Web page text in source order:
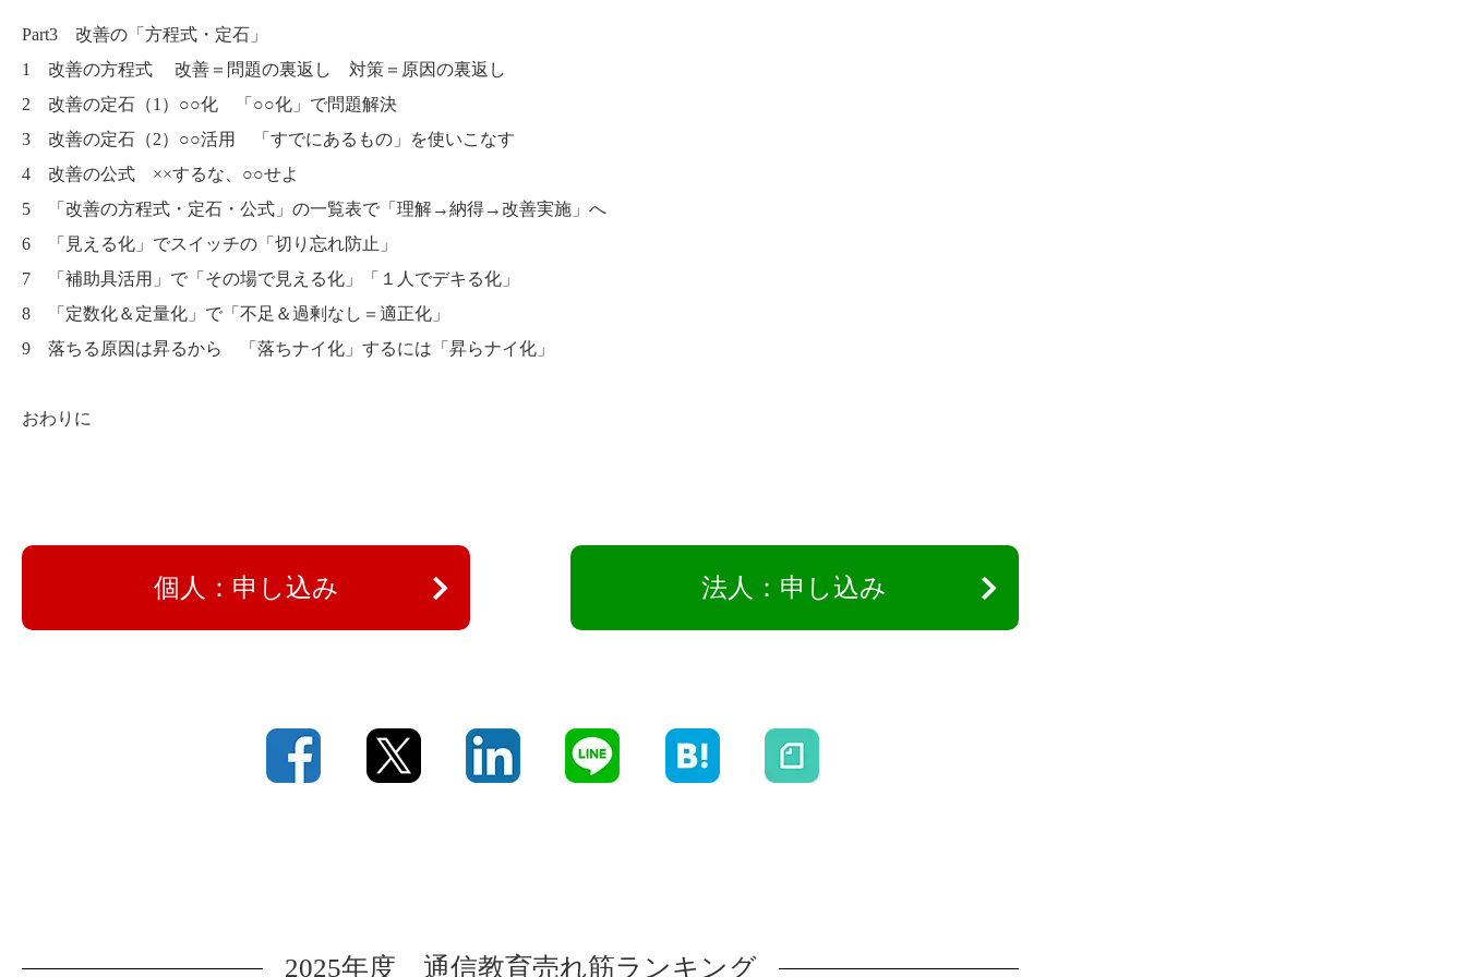
Part3 改善の「方程式・定石」
1 改善の方程式 改善＝問題の裏返し 対策＝原因の裏返し
2 改善の定石（1）○○化 「○○化」で問題解決
3 改善の定石（2）○○活用 「すでにあるもの」を使いこなす
4 改善の公式 ××するな、○○せよ
5 「改善の方程式・定石・公式」の一覧表で「理解→納得→改善実施」へ
6 「見える化」でスイッチの「切り忘れ防止」
7 「補助具活用」で「その場で見える化」「１人でデキる化」
8 「定数化＆定量化」で「不足＆過剰なし＝適正化」
9 落ちる原因は昇るから 「落ちナイ化」するには「昇らナイ化」
おわりに
個人：申し込み 法人：申し込み
2025年度 通信教育売れ筋ランキング